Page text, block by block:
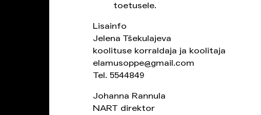
toetusele.
Lisainfo
Jelena Tšekulajeva
koolituse korraldaja ja koolitaja
elamusoppe@gmail.com
Tel. 5544849
Johanna Rannula
NART direktor